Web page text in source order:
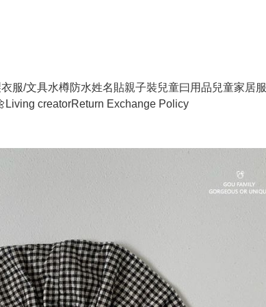
服/文具水樽防水姓名貼親子裝兒童曰用品兒童家居服
Living creatorReturn Exchange Policy